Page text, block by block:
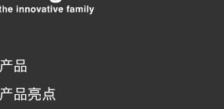
产品
产品亮点